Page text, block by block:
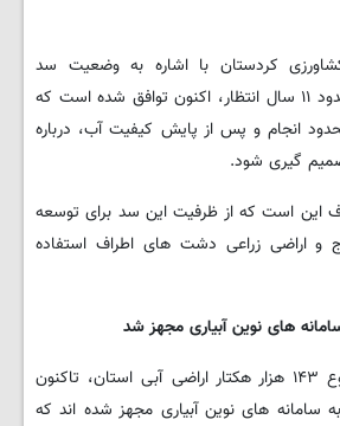
کردستان با اشاره به وضعیت سد
سورال، افزود: پس از حدود ۱۱ سال انتظار، اکنون توافق شده است که
انجام و پس از پایش کیفیت آب، درباره
گیری شود.
این است که از ظرفیت این سد برای توسعه
و اراضی زراعی دشت های اطراف استفاده
های نوین آبیاری مجهز شد
وی یادآور شد: از مجموع ۱۴۳ هزار هکتار اراضی آبی استان، تاکنون
هکتار به سامانه های نوین آبیاری مجهز شده اند که